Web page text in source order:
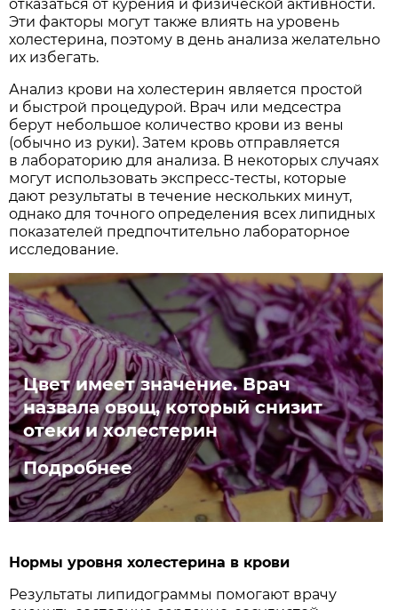
отказаться от курения и физической активности.
Эти факторы могут также влиять на уровень
холестерина, поэтому в день анализа желательно
их избегать.
Анализ крови на холестерин является простой
и быстрой процедурой. Врач или медсестра
берут небольшое количество крови из вены
(обычно из руки). Затем кровь отправляется
в лабораторию для анализа. В некоторых случаях
могут использовать экспресс-тесты, которые
дают результаты в течение нескольких минут,
однако для точного определения всех липидных
показателей предпочтительно лабораторное
исследование.
Цвет имеет значение. Врач
назвала овощ, который снизит
отеки и холестерин
Подробнее
Нормы уровня холестерина в крови
Результаты липидограммы помогают врачу